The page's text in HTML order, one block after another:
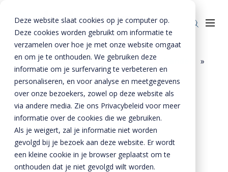
Deze website slaat cookies op je computer op.
Deze cookies worden gebruikt om informatie te
verzamelen over hoe je met onze website omgaat
en om je te onthouden. We gebruiken deze
informatie om je surfervaring te verbeteren en
personaliseren, en voor analyse en meetgegevens
over onze bezoekers, zowel op deze website als
via andere media. Zie ons Privacybeleid voor meer
informatie over de cookies die we gebruiken.
Als je weigert, zal je informatie niet worden
gevolgd bij je bezoek aan deze website. Er wordt
een kleine cookie in je browser geplaatst om te
onthouden dat je niet gevolgd wilt worden.
Producten
Riolering
Bestrating
Oplossingen
BTE Groep
Onze verhalen
Over ons
Home »Producten » Bestrating »
»
Milieubanden
Rws zoab band 115 225x250x1000 mm